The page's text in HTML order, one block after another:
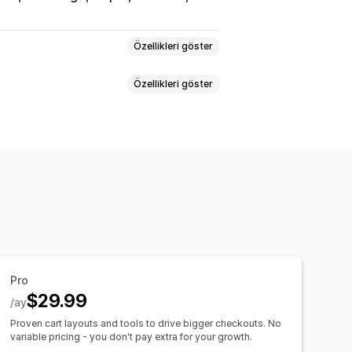
Özellikleri göster
yukarı satış
Çoklu dil
Özellikleri göster
birlikte satın alınan ürünler
Abonelik yükseltmesi
Pro
$29.99
/ay
Proven cart layouts and tools to drive bigger checkouts. No
variable pricing - you don't pay extra for your growth.